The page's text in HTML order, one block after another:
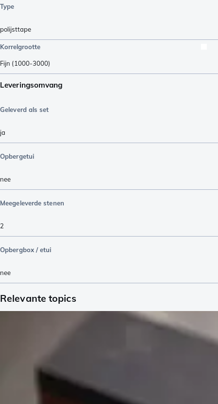
Type
polijsttape
Korrelgrootte
Fijn (1000-3000)
Leveringsomvang
Geleverd als set
ja
Opbergetui
nee
Meegeleverde stenen
2
Opbergbox / etui
nee
Relevante topics